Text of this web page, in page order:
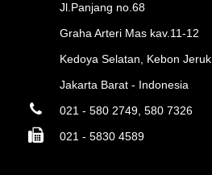
Jl.Panjang no.68
Graha Arteri Mas kav.11-12
Kedoya Selatan, Kebon Jeruk
Jakarta Barat - Indonesia
021 - 580 2749, 580 7326
021 - 5830 4589